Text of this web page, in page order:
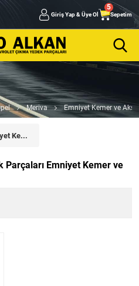
Giriş Yap & Üye Ol Sepetim
Meriva Emniyet Kemer ve
Ke...
Parçaları Emniyet Kemer ve